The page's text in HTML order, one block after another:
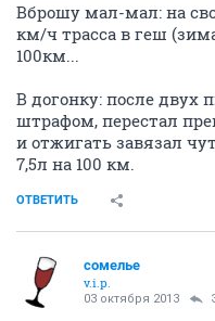
Вброшу мал-мал: на
км/ч трасса в геш
100км...
В догонку: после
штрафом, перестал
и отжигать завязал
7,5л на 100 км.
ОТВЕТИТЬ
сомелье
v.i.p.
03 октября 2013